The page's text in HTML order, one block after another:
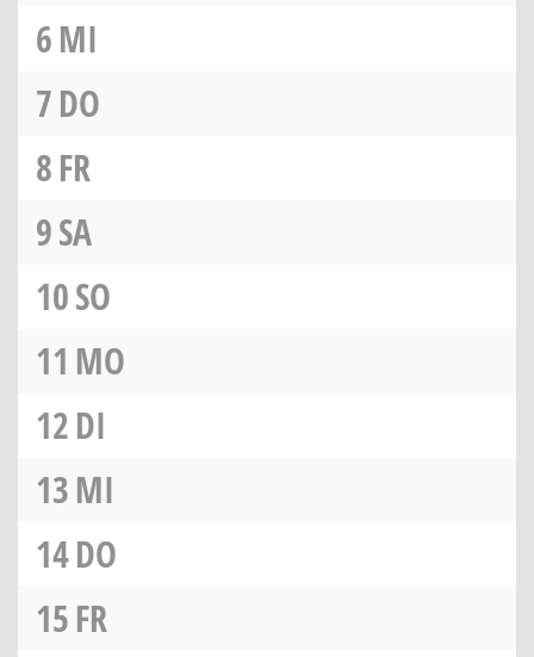
6MI
7DO
8FR
9SA
10SO
11 MO
12DI
13MI
14DO
15FR